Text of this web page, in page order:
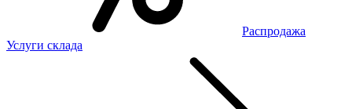
Распродажа
Услуги склада